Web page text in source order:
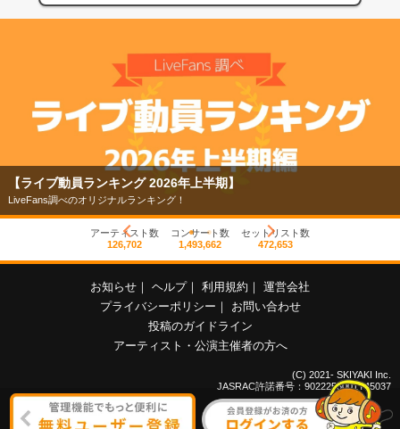
【ライブ動員ランキング 2026年上半期】
LiveFans調べのオリジナルランキング！
アーティスト数
126,702
コンサート数
1,493,662
セットリスト数
472,653
お知らせ ｜ ヘルプ｜ 利用規約 ｜ 運営会社
プライバシーポリシー ｜
お問い合わせ
投稿のガイドライン
アーティスト・公演主催者の方へ
(C) 2021- SKIYAKI Inc.
JASRAC許諾番号：9022255001Y45037